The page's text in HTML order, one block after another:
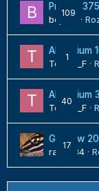
109
Projekt
bojack
·
1
Akwarium
Tomek_F ·
40
Akwarium
Tomek_F ·
17
Gdzie w
radek84 ·